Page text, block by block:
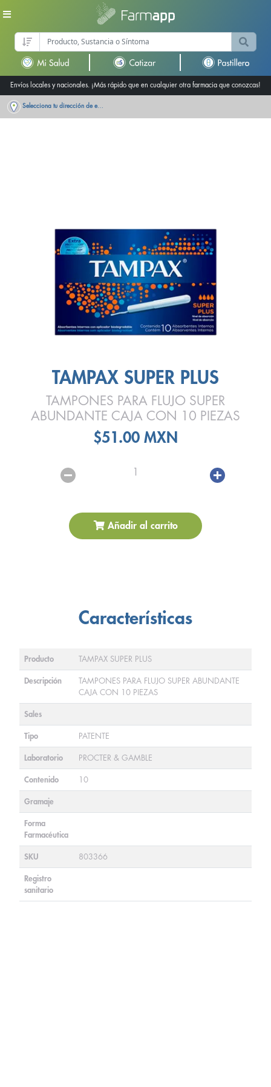
Envíos locales y nacionales. ¡Más rápido que en cualquier otra farmacia que conozcas!
Selecciona tu dirección de entrega
TAMPAX SUPER PLUS
TAMPONES PARA FLUJO SUPER
ABUNDANTE CAJA CON 10 PIEZAS
$51.00 MXN
1
Añadir al carrito
Características
Producto TAMPAX SUPER PLUS
Descripción
TAMPONES PARA FLUJO SUPER ABUNDANTE
CAJA CON 10 PIEZAS
Sales
Tipo PATENTE
Laboratorio PROCTER & GAMBLE
Contenido 10
Gramaje
Forma
Farmacéutica
SKU 803366
Registro
sanitario